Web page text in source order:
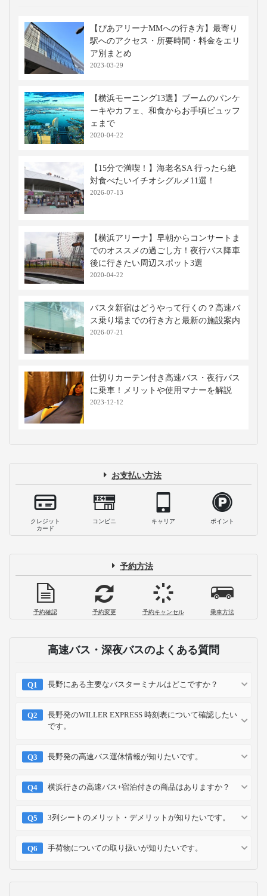
【ぴあアリーナMMへの行き方】最寄り
駅へのアクセス・所要時間・料金をエリ
ア別まとめ
2023-03-29
【横浜モーニング13選】ブームのパンケ
ーキやカフェ、和食からお手頃ビュッフ
ェまで
2020-04-22
【15分で満喫！】海老名SA 行ったら絶
対食べたいイチオシグルメ11選！
2026-07-13
【横浜アリーナ】早朝からコンサートま
でのオススメの過ごし方！夜行バス降車
後に行きたい周辺スポット3選
2020-04-22
バスタ新宿はどうやって行くの？高速バ
ス乗り場までの行き方と最新の施設案内
2026-07-21
仕切りカーテン付き高速バス・夜行バス
に乗車！メリットや使用マナーを解説
2023-12-12
お支払い方法
クレジット
カード
コンビニ キャリア ポイント
予約方法
予約確認 予約変更 予約キャンセル 乗車方法
高速バス・深夜バスのよくある質問
長野にある主要なバスターミナルはどこですか？
長野発のWILLER EXPRESS 時刻表について確認したい
です。
長野発の高速バス運休情報が知りたいです。
横浜行きの高速バス+宿泊付きの商品はありますか？
3列シートのメリット・デメリットが知りたいです。
手荷物についての取り扱いが知りたいです。